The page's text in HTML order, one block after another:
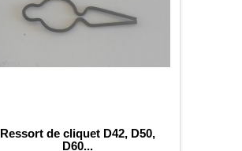
Ressort de cliquet D42, D50,
D60...